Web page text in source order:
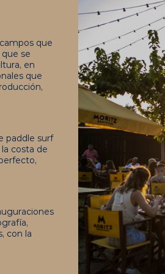
que
que se
en
que
paddle surf
costa de
con la